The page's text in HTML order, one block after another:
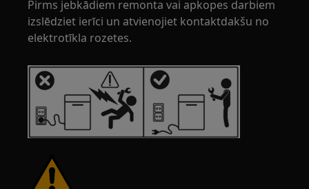
Pirms jebkādiem remonta vai apkopes darbiem
izslēdziet ierīci un atvienojiet kontaktdakšu no
elektrotīkla rozetes.